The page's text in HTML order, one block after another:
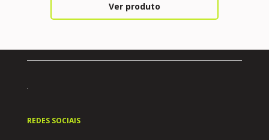
Ver produto
REDES SOCIAIS